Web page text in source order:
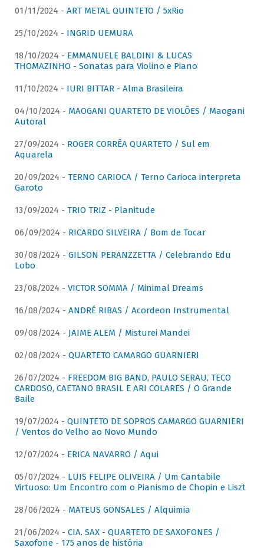
01/11/2024 - ART METAL QUINTETO / 5xRio
25/10/2024 - INGRID UEMURA
18/10/2024 - EMMANUELE BALDINI & LUCAS
THOMAZINHO - Sonatas para Violino e Piano
11/10/2024 - IURI BITTAR - Alma Brasileira
04/10/2024 - MAOGANI QUARTETO DE VIOLÕES / Maogani
Autoral
27/09/2024 - ROGER CORRÊA QUARTETO / Sul em
Aquarela
20/09/2024 - TERNO CARIOCA / Terno Carioca interpreta
Garoto
13/09/2024 - TRIO TRIZ - Planitude
06/09/2024 - RICARDO SILVEIRA / Bom de Tocar
30/08/2024 - GILSON PERANZZETTA / Celebrando Edu
Lobo
23/08/2024 - VICTOR SOMMA / Minimal Dreams
16/08/2024 - ANDRÉ RIBAS / Acordeon Instrumental
09/08/2024 - JAIME ALEM / Misturei Mandei
02/08/2024 - QUARTETO CAMARGO GUARNIERI
26/07/2024 - FREEDOM BIG BAND, PAULO SERAU, TECO
CARDOSO, CAETANO BRASIL E ARI COLARES / O Grande
Baile
19/07/2024 - QUINTETO DE SOPROS CAMARGO GUARNIERI
/ Ventos do Velho ao Novo Mundo
12/07/2024 - ERICA NAVARRO / Aqui
05/07/2024 - LUIS FELIPE OLIVEIRA / Um Cantabile
Virtuoso: Um Encontro com o Pianismo de Chopin e Liszt
28/06/2024 - MATEUS GONSALES / Alquimia
21/06/2024 - CIA. SAX - QUARTETO DE SAXOFONES /
Saxofone - 175 anos de história